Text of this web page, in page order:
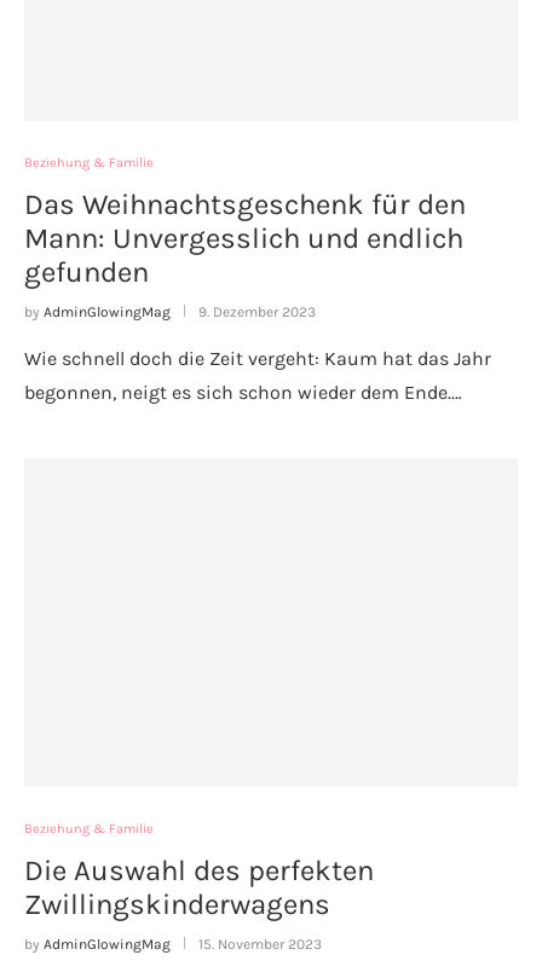
Beziehung & Familie
Das Weihnachtsgeschenk für den
Mann: Unvergesslich und endlich
gefunden
by AdminGlowingMag 9. Dezember 2023
Wie schnell doch die Zeit vergeht: Kaum hat das Jahr
begonnen, neigt es sich schon wieder dem Ende.…
Beziehung & Familie
Die Auswahl des perfekten
Zwillingskinderwagens
by AdminGlowingMag 15. November 2023